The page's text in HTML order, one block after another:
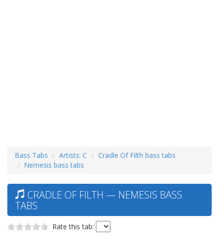
Bass Tabs Artists: C
Cradle Of Filth bass tabs
Nemesis bass tabs
CRADLE OF FILTH — NEMESIS BASS
TABS
Rate this tab: